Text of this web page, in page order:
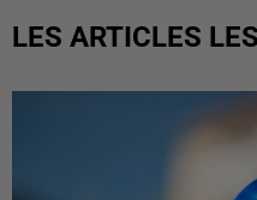
LES ARTICLES